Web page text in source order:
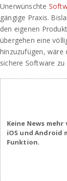
Unerwünschte
gängige Praxis.
den eigenen
übergehen eine
hinzuzufügen, wäre
sichere Software zu
Keine News
iOS und Android
Funktion.